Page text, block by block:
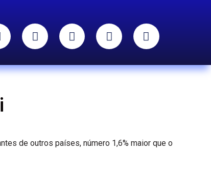
de outros países, número 1,6% maior que o